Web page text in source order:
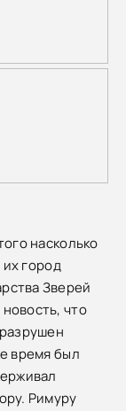
насколько
город
Зверей
что
время был
Римуру